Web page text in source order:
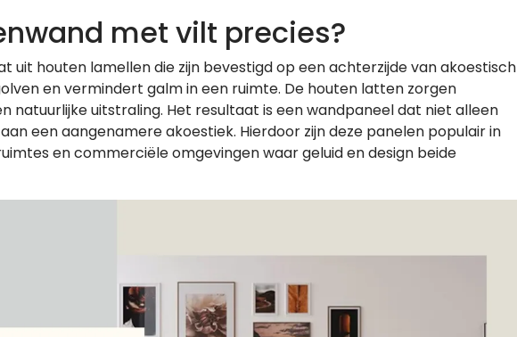
met vilt precies?
uit houten lamellen die zijn bevestigd op een achterzijde van akoestisch
en vermindert galm in een ruimte. De houten latten zorgen
natuurlijke uitstraling. Het resultaat is een wandpaneel dat niet alleen
een aangenamere akoestiek. Hierdoor zijn deze panelen populair in
en commerciële omgevingen waar geluid en design beide